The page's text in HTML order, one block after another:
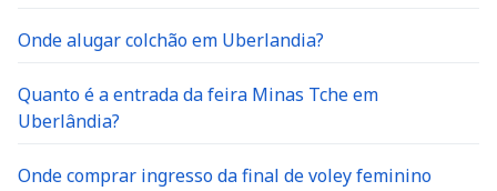
Onde alugar colchão em Uberlandia?
Quanto é a entrada da feira Minas Tche em
Uberlândia?
Onde comprar ingresso da final de voley feminino